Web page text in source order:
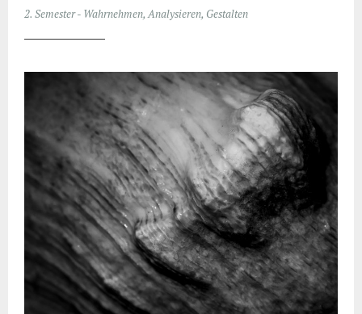
2. Semester - Wahrnehmen, Analysieren, Gestalten